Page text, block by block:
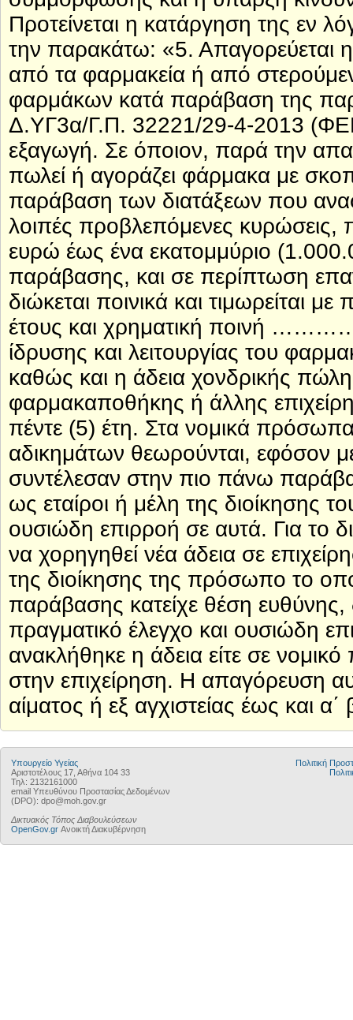
Προτείνεται η κατάργηση της εν
την παρακάτω: «5. Απαγορεύεται
από τα φαρμακεία ή από
φαρμάκων κατά παράβαση της
Δ.ΥΓ3α/Γ.Π. 32221/29-4-2013
εξαγωγή. Σε όποιον, παρά την
πωλεί ή αγοράζει φάρμακα με
παράβαση των διατάξεων που
λοιπές προβλεπόμενες κυρώσεις,
ευρώ έως ένα εκατομμύριο
παράβασης, και σε περίπτωση
διώκεται ποινικά και τιμωρείται
έτους και χρηματική ποινή
ίδρυσης και λειτουργίας του
καθώς και η άδεια χονδρικής
φαρμακαποθήκης ή άλλης
πέντε (5) έτη. Στα νομικά
αδικημάτων θεωρούνται, εφόσον
συντέλεσαν στην πιο πάνω
ως εταίροι ή μέλη της διοίκησης
ουσιώδη επιρροή σε αυτά. Για το
να χορηγηθεί νέα άδεια σε
της διοίκησης της πρόσωπο το
παράβασης κατείχε θέση ευθύνης,
πραγματικό έλεγχο και ουσιώδη
ανακλήθηκε η άδεια είτε σε
στην επιχείρηση. Η απαγόρευση
αίματος ή εξ αγχιστείας έως
Υπουργείο Υγείας
Αριστοτέλους 17, Αθήνα 104 33
Τηλ: 2132161000
email Υπευθύνου Προστασίας Δεδομένων
(DPO): dpo@moh.gov.gr
Δικτυακός Τόπος Διαβουλεύσεων
OpenGov.gr Ανοικτή Διακυβέρνηση
Πολιτική